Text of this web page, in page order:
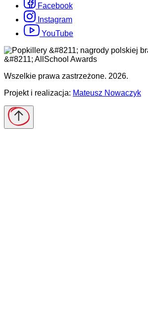
Facebook
Instagram
YouTube
Wszelkie prawa zastrzeżone. 2026.
Projekt i realizacja: Mateusz Nowaczyk